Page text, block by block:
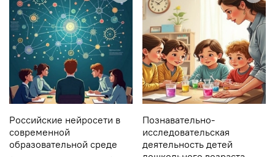
Российские нейросети в
современной
образовательной среде
Познавательно-
исследовательская
деятельность детей